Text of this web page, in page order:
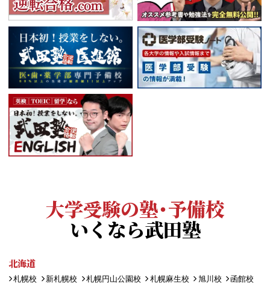
大学受験の塾・予備校
いくなら武田塾
北海道
札幌校 新札幌校 札幌円山公園校 札幌麻生校 旭川校
函館校